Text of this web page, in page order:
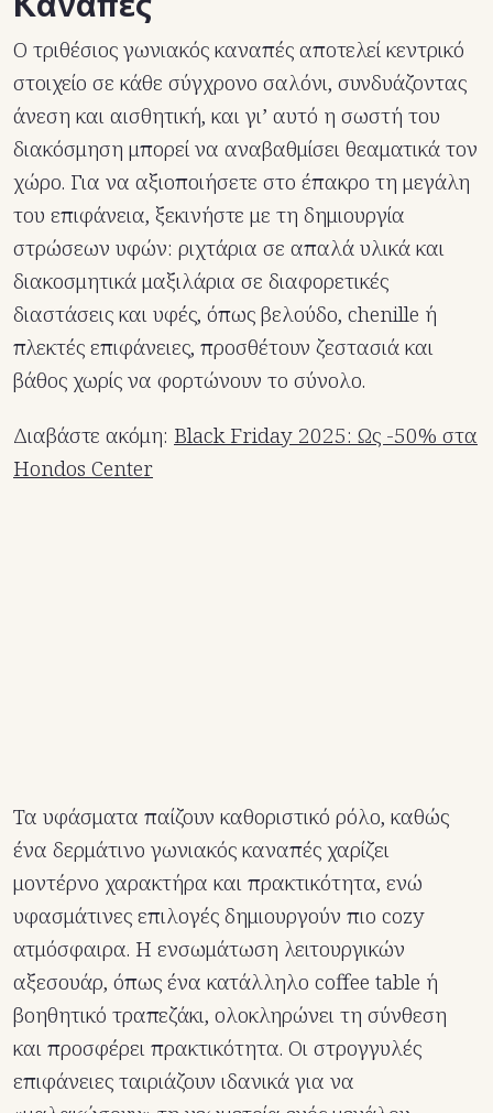
Ο τριθέσιος γωνιακός καναπές αποτελεί κεντρικό
στοιχείο σε κάθε σύγχρονο σαλόνι, συνδυάζοντας
άνεση και αισθητική, και γι’ αυτό η σωστή του
διακόσμηση μπορεί να αναβαθμίσει θεαματικά τον
χώρο. Για να αξιοποιήσετε στο έπακρο τη μεγάλη
του επιφάνεια, ξεκινήστε με τη δημιουργία
στρώσεων υφών: ριχτάρια σε απαλά υλικά και
διακοσμητικά μαξιλάρια σε διαφορετικές
διαστάσεις και υφές, όπως βελούδο, chenille ή
πλεκτές επιφάνειες, προσθέτουν ζεστασιά και
βάθος χωρίς να φορτώνουν το σύνολο.
Διαβάστε ακόμη: Black Friday 2025: Ως -50% στα
Hondos Center
Τα υφάσματα παίζουν καθοριστικό ρόλο, καθώς
ένα δερμάτινο γωνιακός καναπές χαρίζει
μοντέρνο χαρακτήρα και πρακτικότητα, ενώ
υφασμάτινες επιλογές δημιουργούν πιο cozy
ατμόσφαιρα. Η ενσωμάτωση λειτουργικών
αξεσουάρ, όπως ένα κατάλληλο coffee table ή
βοηθητικό τραπεζάκι, ολοκληρώνει τη σύνθεση
και προσφέρει πρακτικότητα. Oι στρογγυλές
επιφάνειες ταιριάζουν ιδανικά για να